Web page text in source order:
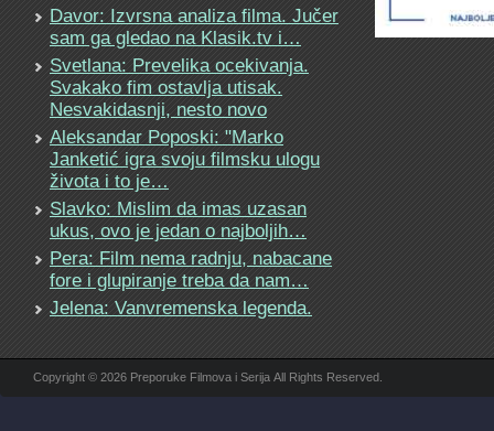
Davor: Izvrsna analiza filma. Jučer
sam ga gledao na Klasik.tv i…
Svetlana: Prevelika ocekivanja.
Svakako fim ostavlja utisak.
Nesvakidasnji, nesto novo
Aleksandar Poposki: "Marko
Janketić igra svoju filmsku ulogu
života i to je…
Slavko: Mislim da imas uzasan
ukus, ovo je jedan o najboljih…
Pera: Film nema radnju, nabacane
fore i glupiranje treba da nam…
Jelena: Vanvremenska legenda.
Copyright © 2026 Preporuke Filmova i Serija All Rights Reserved.